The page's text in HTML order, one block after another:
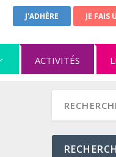
J'ADHÈRE JE FAIS
ACTIVITÉS